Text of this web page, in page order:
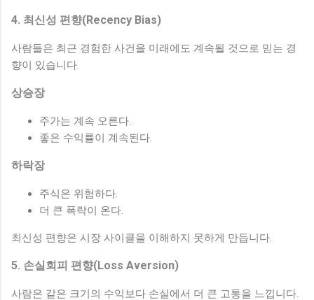
4. 최신성 편향(Recency Bias)
사람들은 최근 경험한 사건을 미래에도 계속될 것으로 믿는 경
향이 있습니다.
상승장
주가는 계속 오른다.
좋은 수익률이 계속된다.
하락장
주식은 위험하다.
더 큰 폭락이 온다.
최신성 편향은 시장 사이클을 이해하지 못하게 만듭니다.
5. 손실회피 편향(Loss Aversion)
사람은 같은 크기의 수익보다 손실에서 더 큰 고통을 느낍니다.